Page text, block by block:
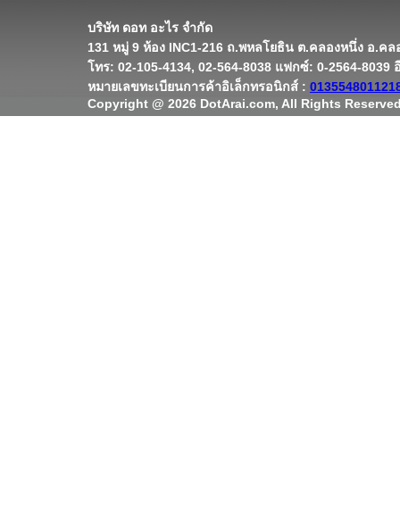
บริษัท ดอท อะไร จำกัด
131 หมู่ 9 ห้อง INC1-216 ถ.พหลโยธิน ต.คลองหนึ่ง อ.ค
โทร: 02-105-4134, 02-564-8038 แฟกซ์: 0-2564-
หมายเลขทะเบียนการค้าอิเล็กทรอนิกส์ :
Copyright @ 2026 DotArai.com, All Rights